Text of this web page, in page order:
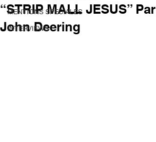
MENTIONS SPECIALES
INTERVIEWS
“STRIP MALL JESUS” Par
John Deering